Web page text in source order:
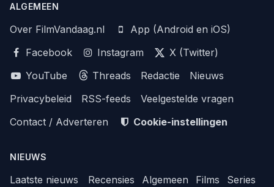
ALGEMEEN
Over FilmVandaag.nl
App (Android en iOS)
Facebook
Instagram
X (Twitter)
YouTube
Threads Redactie
Nieuws
Privacybeleid
RSS-feeds
Veelgestelde vragen
Contact / Adverteren
Cookie-instellingen
NIEUWS
Laatste nieuws Recensies Algemeen Films
Series